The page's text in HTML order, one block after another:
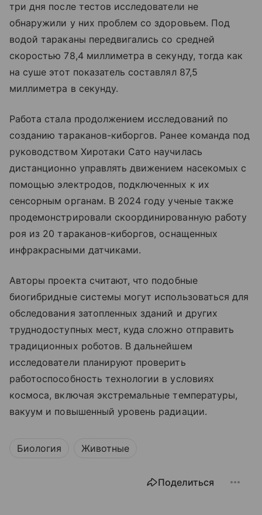
три дня после тестов исследователи не
обнаружили у них проблем со здоровьем. Под
водой тараканы передвигались со средней
скоростью 78,4 миллиметра в секунду, тогда как
на суше этот показатель составлял 87,5
миллиметра в секунду.
Работа стала продолжением исследований по
созданию тараканов-киборгов. Ранее команда под
руководством Хиротаки Сато научилась
дистанционно управлять движением насекомых с
помощью электродов, подключенных к их
сенсорным органам. В 2024 году ученые также
продемонстрировали скоординированную работу
роя из 20 тараканов-киборгов, оснащенных
инфракрасными датчиками.
Авторы проекта считают, что подобные
биогибридные системы могут использоваться для
обследования затопленных зданий и других
труднодоступных мест, куда сложно отправить
традиционных роботов. В дальнейшем
исследователи планируют проверить
работоспособность технологии в условиях
космоса, включая экстремальные температуры,
вакуум и повышенный уровень радиации.
Биология Животные
Поделиться